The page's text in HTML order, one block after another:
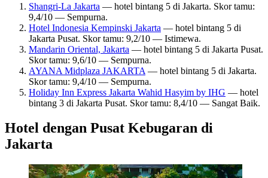
Shangri-La Jakarta — hotel bintang 5 di Jakarta. Skor tamu:
9,4/10 — Sempurna.
Hotel Indonesia Kempinski Jakarta — hotel bintang 5 di
Jakarta Pusat. Skor tamu: 9,2/10 — Istimewa.
Mandarin Oriental, Jakarta — hotel bintang 5 di Jakarta Pusat.
Skor tamu: 9,6/10 — Sempurna.
AYANA Midplaza JAKARTA — hotel bintang 5 di Jakarta.
Skor tamu: 9,4/10 — Sempurna.
Holiday Inn Express Jakarta Wahid Hasyim by IHG — hotel
bintang 3 di Jakarta Pusat. Skor tamu: 8,4/10 — Sangat Baik.
Hotel dengan Pusat Kebugaran di
Jakarta